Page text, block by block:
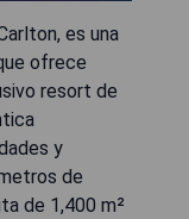
es una
ofrece
resort de
y
de
de 1,400 m²